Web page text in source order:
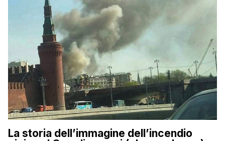
La storia dell’immagine dell’incendio